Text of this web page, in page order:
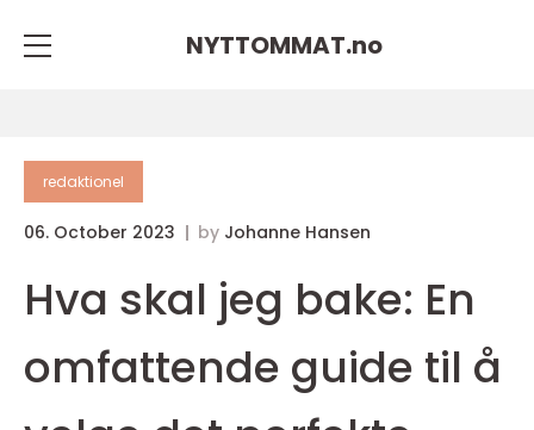
NYTTOMMAT.no
redaktionel
06. October 2023 by Johanne Hansen
Hva skal jeg bake: En
omfattende guide til å